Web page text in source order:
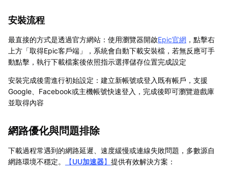
安裝流程
最直接的方式是透過官方網站：使用瀏覽器開啟Epic官網 ，點擊右
上方「取得Epic客戶端」，系統會自動下載安裝檔，若無反應可手
動點擊，執行下載檔案後依照指示選擇儲存位置完成設定
安裝完成後需進行初始設定：建立新帳號或登入既有帳戶，支援
Google、Facebook或主機帳號快速登入，完成後即可瀏覽遊戲庫
並取得內容
網路優化與問題排除
下載過程常遇到的網路延遲、速度緩慢或連線失敗問題，多數源自
網路環境不穩定。
【UU加速器】 提供有效解決方案：